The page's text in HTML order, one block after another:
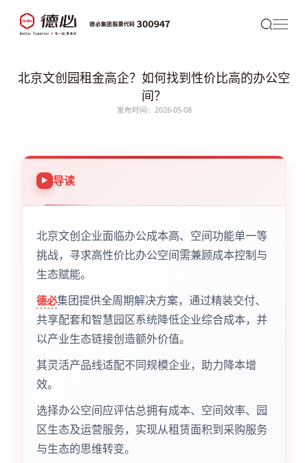
北京文创园租金高企？如何找到性价比高的办公空
间？
发布时间：2026-05-08
导读
北京文创企业面临办公成本高、空间功能单一等
挑战，寻求高性价比办公空间需兼顾成本控制与
生态赋能。
德必集团提供全周期解决方案，通过精装交付、
共享配套和智慧园区系统降低企业综合成本，并
以产业生态链接创造额外价值。
其灵活产品线适配不同规模企业，助力降本增
效。
选择办公空间应评估总拥有成本、空间效率、园
区生态及运营服务，实现从租赁面积到采购服务
与生态的思维转变。